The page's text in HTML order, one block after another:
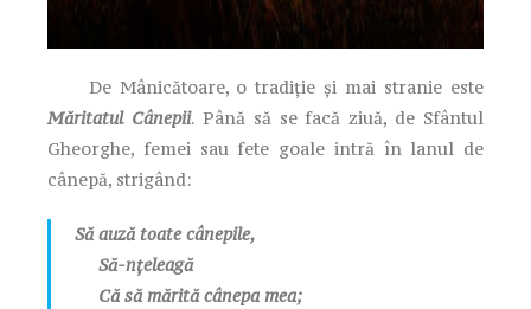
De Mânicătoare, o tradiție și mai stranie este
Măritatul Cânepii. Până să se facă ziuă, de Sfântul
Gheorghe, femei sau fete goale intră în lanul de
cânepă, strigând:
Să auză toate cânepile,
Să-nțeleagă
Că să mărită cânepa mea;